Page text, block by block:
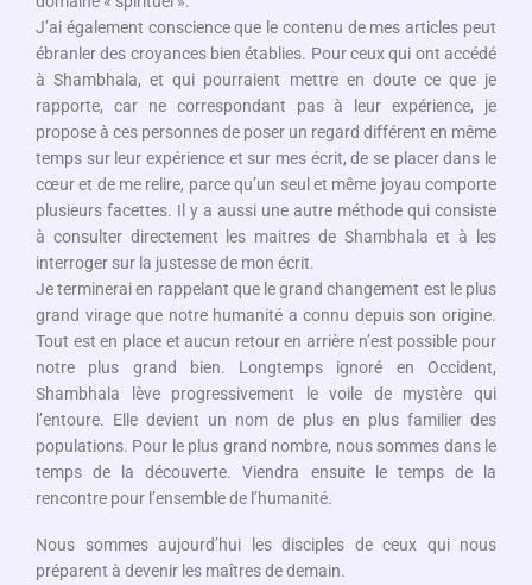
J’ai également conscience que le contenu de mes articles peut
ébranler des croyances bien établies. Pour ceux qui ont accédé
à Shambhala, et qui pourraient mettre en doute ce que je
rapporte, car ne correspondant pas à leur expérience, je
propose à ces personnes de poser un regard différent en même
temps sur leur expérience et sur mes écrit, de se placer dans le
cœur et de me relire, parce qu’un seul et même joyau comporte
plusieurs facettes. Il y a aussi une autre méthode qui consiste
à consulter directement les maitres de Shambhala et à les
interroger sur la justesse de mon écrit.
Je terminerai en rappelant que le grand changement est le plus
grand virage que notre humanité a connu depuis son origine.
Tout est en place et aucun retour en arrière n’est possible pour
notre plus grand bien. Longtemps ignoré en Occident,
Shambhala lève progressivement le voile de mystère qui
l’entoure. Elle devient un nom de plus en plus familier des
populations. Pour le plus grand nombre, nous sommes dans le
temps de la découverte. Viendra ensuite le temps de la
rencontre pour l’ensemble de l’humanité.
Nous sommes aujourd’hui les disciples de ceux qui nous
préparent à devenir les maîtres de demain.